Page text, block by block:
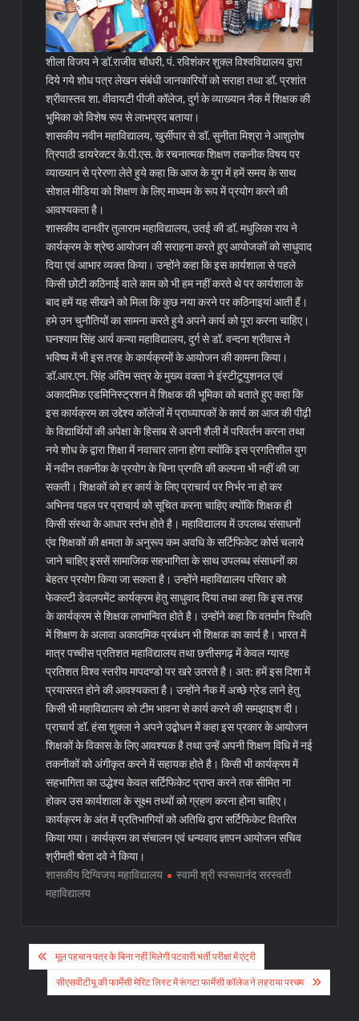
शीला विजय ने डॉ.राजीव चौधरी, पं. रविशंकर शुक्ल विश्वविद्यालय द्वारा
दिये गये शोध पत्र लेखन संबंधी जानकारियों को सराहा तथा डॉ. प्रशांत
श्रीवास्तव शा. वीवायटी पीजी कॉलेज, दुर्ग के व्याख्यान नैक में शिक्षक की
भुमिका को विशेष रूप से लाभप्रद बताया।
शासकीय नवीन महाविद्यालय, खुर्सीपार से डॉ. सुनीता मिश्रा ने आशुतोष
त्रिपाठी डायरेक्टर के.पी.एस. के रचनात्मक शिक्षण तकनीक विषय पर
व्याख्यान से प्रेरणा लेते हुये कहा कि आज के युग में हमें समय के साथ
सोशल मीडिया को शिक्षण के लिए माध्यम के रूप में प्रयोग करने की
आवश्यकता है।
शासकीय दानवीर तुलाराम महाविद्यालय, उतई की डॉ. मधुलिका राय ने
कार्यक्रम के श्रेष्ठ आयोजन की सराहना करते हुए आयोजकों को साधुवाद
दिया एवं आभार व्यक्त किया। उन्होंने कहा कि इस कार्यशाला से पहले
किसी छोटी कठिनाई वाले काम को भी हम नहीं करते थे पर कार्यशाला के
बाद हमें यह सीखने को मिला कि कुछ नया करने पर कठिनाइयां आती हैं।
हमे उन चुनौतियों का सामना करते हुये अपने कार्य को पूरा करना चाहिए।
घनश्याम सिंह आर्य कन्या महाविद्यालय, दुर्ग से डॉ. वन्दना श्रीवास ने
भविष्य में भी इस तरह के कार्यक्रमों के आयोजन की कामना किया।
डॉ.आर.एन. सिंह अंतिम सत्र के मुख्य वक्ता ने इंस्टीटूयुशनल एवं
अकादमिक एडमिनिस्ट्रशन में शिक्षक की भूमिका को बताते हुए कहा कि
इस कार्यक्रम का उद्देश्य कॉलेजों में प्राध्यापकों के कार्य का आज की पीढ़ी
के विद्यार्थियों की अपेक्षा के हिसाब से अपनी शैली में परिवर्तन करना तथा
नये शोध के द्वारा शिक्षा में नवाचार लाना होगा क्योंकि इस प्रगतिशील युग
में नवीन तकनीक के प्रयोग के बिना प्रगति की कल्पना भी नहीं की जा
सकती। शिक्षकों को हर कार्य के लिए प्राचार्य पर निर्भर ना हो कर
अभिनव पहल पर प्राचार्य को सूचित करना चाहिए क्योंकि शिक्षक ही
किसी संस्था के आधार स्तंभ होते है। महाविद्यालय में उपलब्ध संसाधनों
एंव शिक्षकों की क्षमता के अनुरूप कम अवधि के सर्टिफिकेट कोर्स चलाये
जाने चाहिए इससें सामाजिक सहभागिता के साथ उपलब्ध संसाधनों का
बेहतर प्रयोग किया जा सकता है। उन्होंने महाविद्यालय परिवार को
फेकल्टी डेवलपमेंट कार्यक्रम हेतु साधुवाद दिया तथा कहा कि इस तरह
के कार्यक्रम से शिक्षक लाभान्वित होते है। उन्होंने कहा कि वतर्मान स्थिति
में शिक्षण के अलावा अकादमिक प्रबंधन भी शिक्षक का कार्य है। भारत में
मात्र पच्चीस प्रतिशत महाविद्यालय तथा छत्तीसगढ़ में केवल ग्यारह
प्रतिशत विश्व स्तरीय मापदण्डो पर खरे उतरते है। अत: हमें इस दिशा में
प्रयासरत होने की आवश्यकता है। उन्होंने नैक में अच्छे ग्रेड लाने हेतु
किसी भी महाविद्यालय को टीम भावना से कार्य करने की समझाइश दी।
प्राचार्य डॉ. हंसा शुक्ला ने अपने उद्बोधन में कहा इस प्रकार के आयोजन
शिक्षकों के विकास के लिए आवश्यक है तथा उन्हें अपनी शिक्षण विधि में नई
तकनीकों को अंगीकृत करने में सहायक होते है। किसी भी कार्यक्रम में
सहभागिता का उद्धेश्य केवल सर्टिफिकेट प्राप्त करने तक सीमित ना
होकर उस कार्यशाला के सूक्ष्म तथ्यों को ग्रहण करना होना चाहिए।
कार्यक्रम के अंत में प्रतिभागियों को अतिथि द्वारा सर्टिफिकेट वितरित
किया गया। कार्यक्रम का संचालन एवं धन्यवाद ज्ञापन आयोजन सचिव
श्रीमती ष्वेता दवे ने किया।
शासकीय दिग्विजय महाविद्यालय
स्वामी श्री स्वरूपानंद सरस्वती
महाविद्यालय
Post
navigation
मूल पहचान पत्र के बिना नहीं मिलेगी पटवारी भर्ती परीक्षा में एंट्री
सीएसवीटीयू की फार्मेसी मेरिट लिस्ट में रूंगटा फार्मेसी कॉलेज ने लहराया परचम